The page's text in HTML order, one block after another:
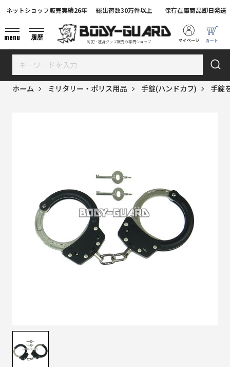
防犯・護身グッズ販売の専門ショップ
ネットショップ販売実績26年 総出荷数30万件以上 保有在庫商品即日発送
menu 履歴
ホーム ミリタリー・ポリス用品 手錠(ハンドカフ) 手錠